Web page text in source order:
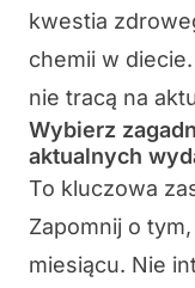
kwestia
chemii w
nie tracą na
Wybierz
aktualnych
To kluczowa
Zapomnij o
miesiącu. Nie